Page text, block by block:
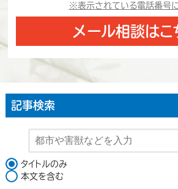
※表示されている電話番号
メール相談はこ
記事検索
検索対象
タイトルのみ
本文を含む